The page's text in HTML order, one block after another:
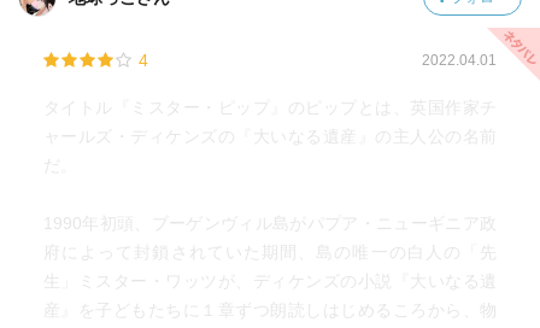
4 2022.04.01
タイトル『ミスター・ピップ』のピップとは、英国作家チ
ャールズ・ディケンズの『大いなる遺産』の主人公の名前
だ。
1990年初頭、ブーゲンヴィル島がパプア・ニューギニア政
府によって封鎖されていた期間、島の唯一の白人の「先
生」ミスター・ワッツが、ディケンズの小説『大いなる遺
産』を子どもたちに１章ずつ朗読しはじめるころから、物